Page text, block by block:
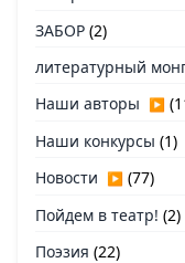
ЗАБОР (2)
литературный
Наши авторы ▶
Наши конкурсы (1)
Новости ▶ (77)
Пойдем в театр! (2)
Поэзия (22)